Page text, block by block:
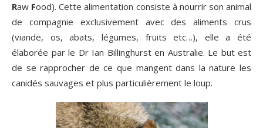
Raw Food). Cette alimentation consiste à nourrir son animal
de compagnie exclusivement avec des aliments crus
(viande, os, abats, légumes, fruits etc…), elle a été
élaborée par le Dr Ian Billinghurst en Australie. Le but est
de se rapprocher de ce que mangent dans la nature les
canidés sauvages et plus particulièrement le loup.